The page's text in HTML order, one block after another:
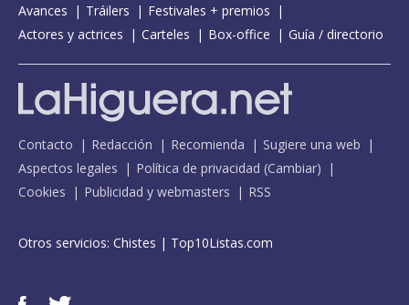
Avances
Tráilers
Festivales + premios
Actores y actrices
Carteles Box-office Guía / directorio
Contacto Redacción Recomienda
Sugiere una web
Aspectos legales
Política de privacidad (Cambiar)
Cookies
Publicidad y webmasters RSS
Otros servicios: Chistes | Top10Listas.com